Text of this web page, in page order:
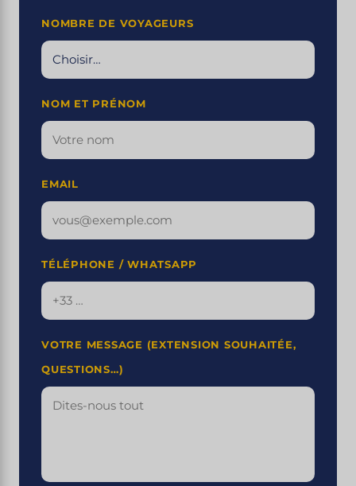
NOMBRE DE VOYAGEURS
NOM ET PRÉNOM
EMAIL
TÉLÉPHONE / WHATSAPP
VOTRE MESSAGE (EXTENSION SOUHAITÉE,
QUESTIONS…)